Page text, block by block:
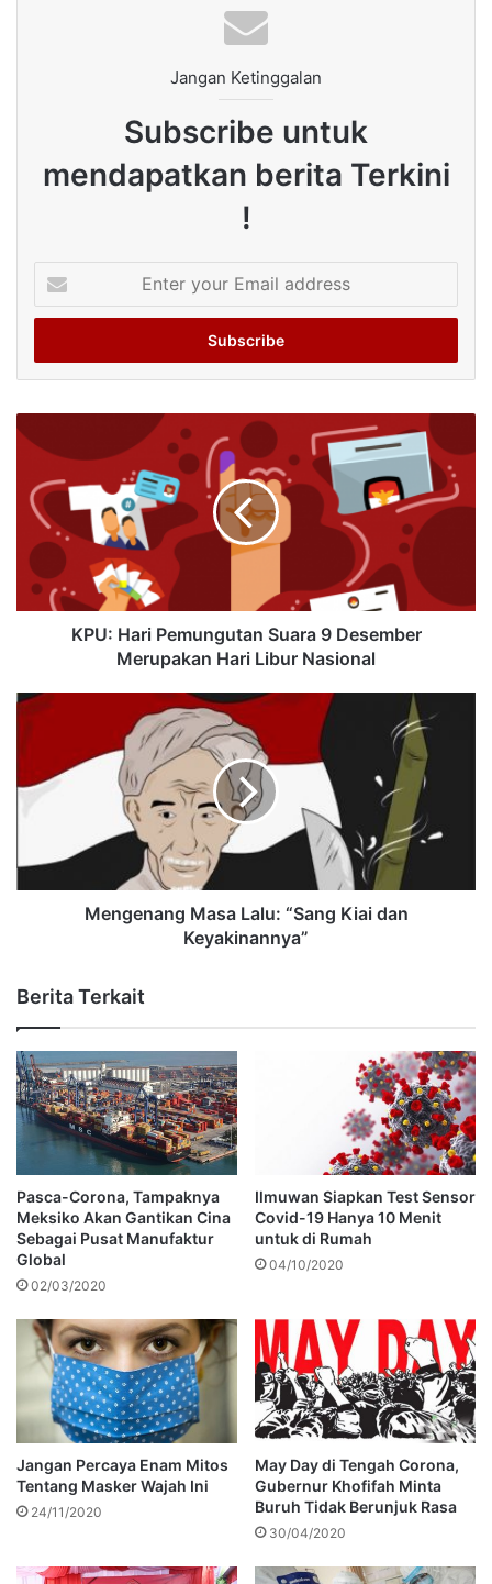
Jangan Ketinggalan
Subscribe untuk
mendapatkan berita Terkini
!
your
Email
KPU: Hari Pemungutan Suara 9 Desember
Merupakan Hari Libur Nasional
Mengenang Masa Lalu: “Sang Kiai dan
Keyakinannya”
Berita Terkait
Pasca-Corona, Tampaknya
Meksiko Akan Gantikan Cina
Sebagai Pusat Manufaktur
Global
02/03/2020
Ilmuwan Siapkan Test Sensor
Covid-19 Hanya 10 Menit
untuk di Rumah
04/10/2020
Jangan Percaya Enam Mitos
Tentang Masker Wajah Ini
24/11/2020
May Day di Tengah Corona,
Gubernur Khofifah Minta
Buruh Tidak Berunjuk Rasa
30/04/2020